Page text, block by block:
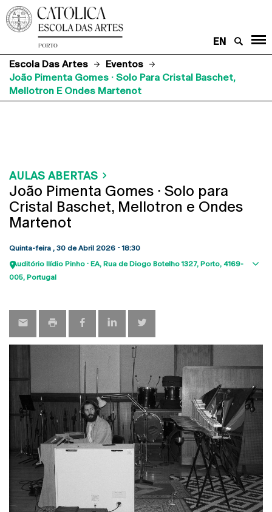
EN
Escola Das Artes
Eventos
João Pimenta Gomes · Solo Para Cristal Baschet,
Mellotron E Ondes Martenot
AULAS ABERTAS
João Pimenta Gomes · Solo para
Cristal Baschet, Mellotron e Ondes
Martenot
Quinta-feira , 30 de Abril 2026 - 18:30
Auditório Ilídio Pinho · EA Rua de Diogo Botelho 1327 Porto 4169-
005 Portugal